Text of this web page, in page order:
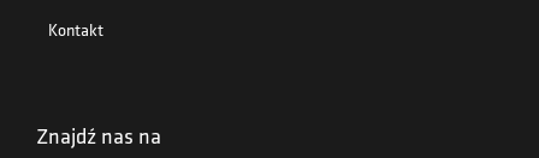
Kontakt
Znajdź nas na